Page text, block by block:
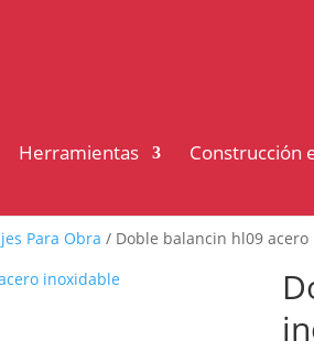
Herramientas Construcción
Para Obra / Doble balancin hl09 acero